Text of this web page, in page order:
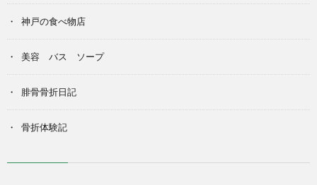
神戸の食べ物店
美容 バス ソープ
腓骨骨折日記
骨折体験記